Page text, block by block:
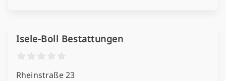
Isele-Boll Bestattungen
Rheinstraße 23